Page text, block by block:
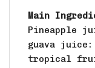
Main
Pineapple
guava
tropical